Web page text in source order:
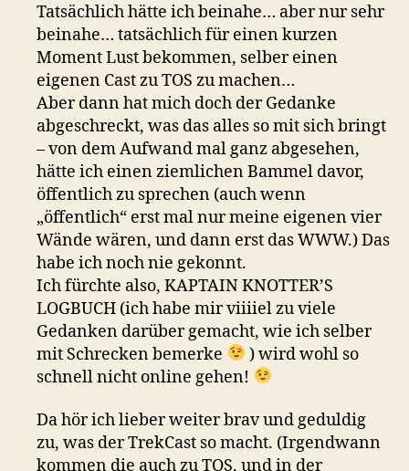
Tatsächlich hätte ich beinahe… aber nur sehr
beinahe… tatsächlich für einen kurzen
Moment Lust bekommen, selber einen
eigenen Cast zu TOS zu machen…
Aber dann hat mich doch der Gedanke
abgeschreckt, was das alles so mit sich bringt
– von dem Aufwand mal ganz abgesehen,
hätte ich einen ziemlichen Bammel davor,
öffentlich zu sprechen (auch wenn
„öffentlich“ erst mal nur meine eigenen vier
Wände wären, und dann erst das WWW.) Das
habe ich noch nie gekonnt.
Ich fürchte also, KAPTAIN KNOTTER’S
LOGBUCH (ich habe mir viiiiel zu viele
Gedanken darüber gemacht, wie ich selber
mit Schrecken bemerke
) wird wohl so
schnell nicht online gehen!
Da hör ich lieber weiter brav und geduldig
zu, was der TrekCast so macht. (Irgendwann
kommen die auch zu TOS, und in der